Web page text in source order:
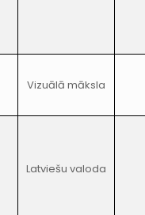
Vizuālā māksla
Latviešu valoda